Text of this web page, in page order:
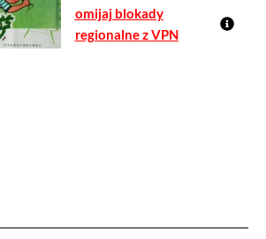
omijaj blokady
regionalne z VPN